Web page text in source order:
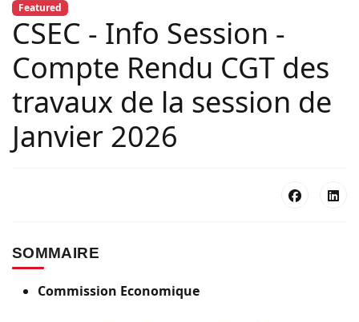
Featured
CSEC - Info Session -
Compte Rendu CGT des
travaux de la session de
Janvier 2026
SOMMAIRE
Commission Economique